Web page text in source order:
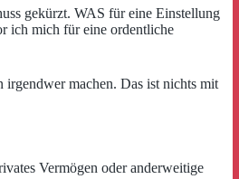
gekürzt. WAS für eine Einstellung
ich mich für eine ordentliche
machen. Das ist nichts mit
Vermögen oder anderweitige